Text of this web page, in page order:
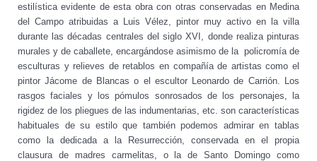
estilística evidente de esta obra con otras conservadas en Medina
del Campo atribuidas a Luis Vélez, pintor muy activo en la villa
durante las décadas centrales del siglo XVI, donde realiza pinturas
murales y de caballete, encargándose asimismo de la policromía de
esculturas y relieves de retablos en compañía de artistas como el
pintor Jácome de Blancas o el escultor Leonardo de Carrión. Los
rasgos faciales y los pómulos sonrosados de los personajes, la
rigidez de los pliegues de las indumentarias, etc. son características
habituales de su estilo que también podemos admirar en tablas
como la dedicada a la Resurrección, conservada en el propia
clausura de madres carmelitas, o la de Santo Domingo como